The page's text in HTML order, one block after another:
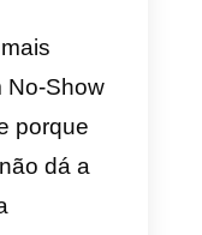
eles e não
tempo.
motivos